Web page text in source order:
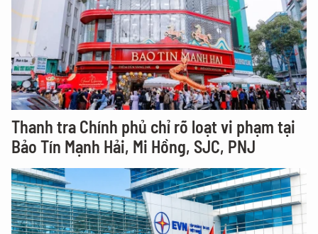
Thanh tra Chính phủ chỉ rõ loạt vi phạm tại
Bảo Tín Mạnh Hải, Mi Hồng, SJC, PNJ